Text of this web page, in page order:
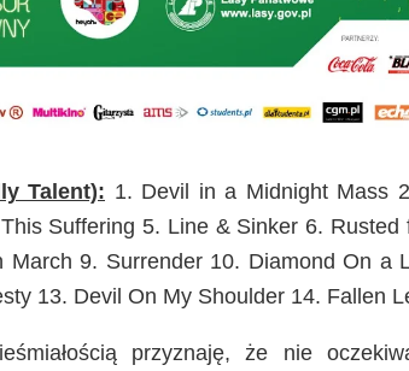
Talent): 1. Devil in a Midnight Mass
Suffering 5. Line & Sinker 6.
March 9. Surrender 10. Diamond On a
13. Devil On My Shoulder 14. Fallen
przyznaję, że nie